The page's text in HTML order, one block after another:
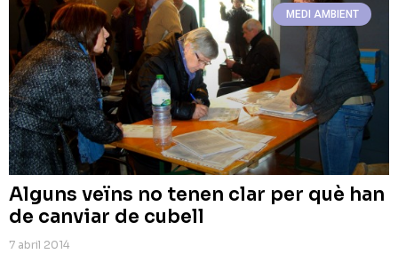
MEDI AMBIENT
Alguns veïns no tenen clar per què han
de canviar de cubell
7 abril 2014